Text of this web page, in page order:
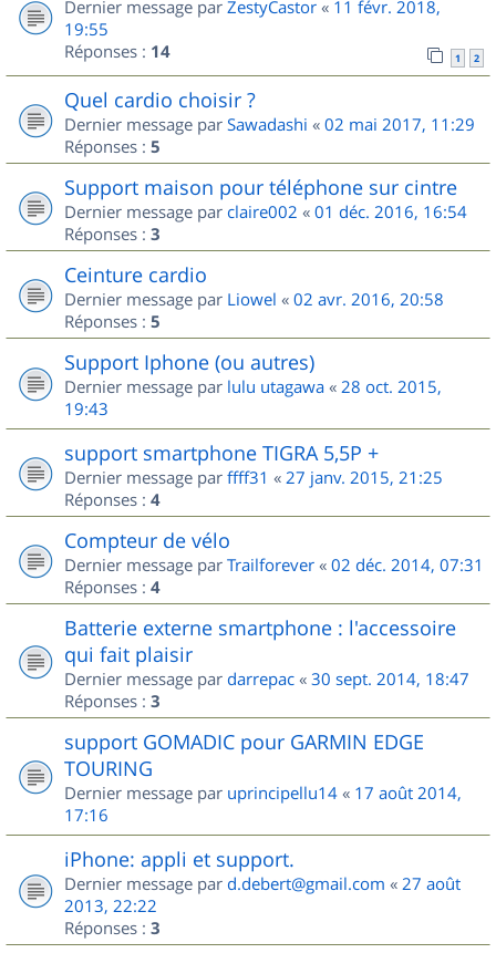
Dernier message par ZestyCastor « 11 févr. 2018,
19:55
Réponses : 14 1 2
Quel cardio choisir ?
Dernier message par Sawadashi « 02 mai 2017, 11:29
Réponses : 5
Support maison pour téléphone sur cintre
Dernier message par claire002 « 01 déc. 2016, 16:54
Réponses : 3
Ceinture cardio
Dernier message par Liowel « 02 avr. 2016, 20:58
Réponses : 5
Support Iphone (ou autres)
Dernier message par lulu utagawa « 28 oct. 2015,
19:43
support smartphone TIGRA 5,5P +
Dernier message par ffff31 « 27 janv. 2015, 21:25
Réponses : 4
Compteur de vélo
Dernier message par Trailforever « 02 déc. 2014, 07:31
Réponses : 4
Batterie externe smartphone : l'accessoire
qui fait plaisir
Dernier message par darrepac « 30 sept. 2014, 18:47
Réponses : 3
support GOMADIC pour GARMIN EDGE
TOURING
Dernier message par uprincipellu14 « 17 août 2014,
17:16
iPhone: appli et support.
Dernier message par d.debert@gmail.com « 27 août
2013, 22:22
Réponses : 3